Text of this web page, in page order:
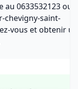
0633532123 ou
chevigny-saint-
vous et obtenir un